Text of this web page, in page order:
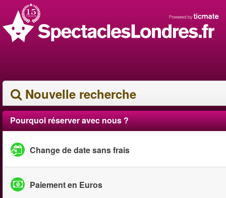
Nouvelle recherche
Pourquoi réserver avec nous ?
Change de date sans frais
Paiement en Euros